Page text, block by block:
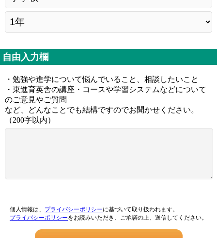
自由入力欄
・勉強や進学について悩んでいること、相談したいこと
・東進育英舎の講座・コースや学習システムなどについて
のご意見やご質問
など、どんなことでも結構ですのでお聞かせください。
（200字以内）
個人情報は、 プライバシーポリシーに基づいて取り扱われます。
プライバシーポリシーをお読みいただき、ご承諾の上、送信してください。